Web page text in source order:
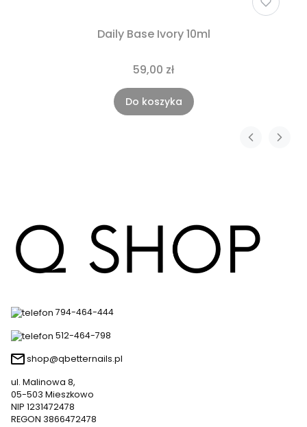
Daily Base Ivory 10ml
59,00 zł
Do koszyka
794-464-444
512-464-798
shop@qbetternails.pl
ul. Malinowa 8,
05-503 Mieszkowo
NIP 1231472478
REGON 3866472478